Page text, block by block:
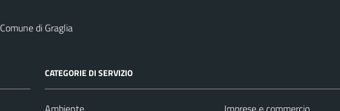
Comune di Graglia
CATEGORIE DI SERVIZIO